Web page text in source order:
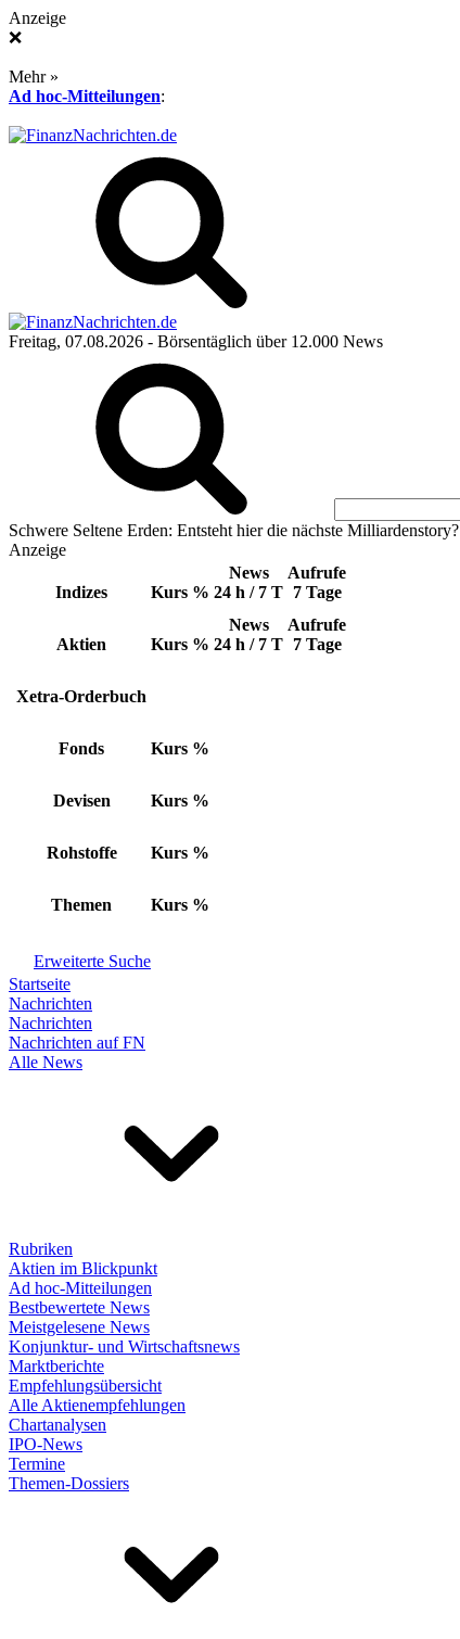
Anzeige
❌
Mehr »
Ad hoc-Mitteilungen:
Freitag, 07.08.2026 - Börsentäglich über 12.000 News
Schwere Seltene Erden: Entsteht hier die nächste Milliardenstory?
Anzeige
Indizes Kurs %
News
24 h / 7 T
Aufrufe
7 Tage
Aktien Kurs %
News
24 h / 7 T
Aufrufe
7 Tage
Xetra-Orderbuch
Fonds Kurs %
Devisen Kurs %
Rohstoffe Kurs %
Themen Kurs %
Erweiterte Suche
Startseite
Nachrichten
Nachrichten
Nachrichten auf FN
Alle News
Rubriken
Aktien im Blickpunkt
Ad hoc-Mitteilungen
Bestbewertete News
Meistgelesene News
Konjunktur- und Wirtschaftsnews
Marktberichte
Empfehlungsübersicht
Alle Aktienempfehlungen
Chartanalysen
IPO-News
Termine
Themen-Dossiers